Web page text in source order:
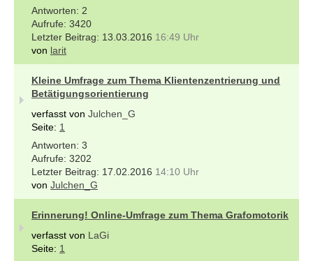
2
3420
13.03.2016 16:49 Uhr
von larit
Kleine Umfrage zum Thema Klientenzentrierung und
Betätigungsorientierung
verfasst von Julchen_G
Seite: 1
3
3202
17.02.2016 14:10 Uhr
von Julchen_G
Erinnerung! Online-Umfrage zum Thema Grafomotorik
verfasst von LaGi
Seite: 1